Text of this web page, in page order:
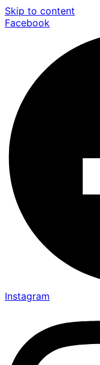
Skip to content
Facebook
Instagram